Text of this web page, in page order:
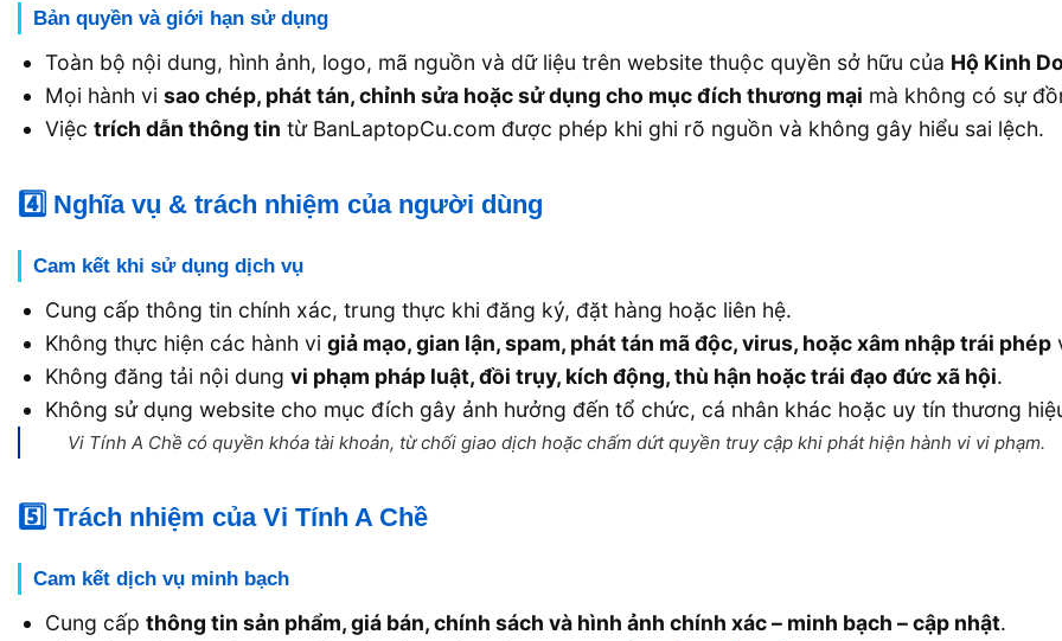
Bản quyền và giới hạn sử dụng
Toàn bộ nội dung, hình ảnh, logo, mã nguồn và dữ liệu trên website thuộc quyền sở hữu của Hộ Kinh
Mọi hành vi sao chép, phát tán, chỉnh sửa hoặc sử dụng cho mục đích thương mại mà không có sự
Việc trích dẫn thông tin từ BanLaptopCu.com được phép khi ghi rõ nguồn và không gây hiểu sai lệch.
4️⃣ Nghĩa vụ & trách nhiệm của người dùng
Cam kết khi sử dụng dịch vụ
Cung cấp thông tin chính xác, trung thực khi đăng ký, đặt hàng hoặc liên hệ.
Không thực hiện các hành vi giả mạo, gian lận, spam, phát tán mã độc, virus, hoặc xâm nhập trái phép
Không đăng tải nội dung vi phạm pháp luật, đồi trụy, kích động, thù hận hoặc trái đạo đức xã hội.
Không sử dụng website cho mục đích gây ảnh hưởng đến tổ chức, cá nhân khác hoặc uy tín thương
Vi Tính A Chề có quyền khóa tài khoản, từ chối giao dịch hoặc chấm dứt quyền truy cập khi phát hiện hành vi vi phạm.
5️⃣ Trách nhiệm của Vi Tính A Chề
Cam kết dịch vụ minh bạch
Cung cấp thông tin sản phẩm, giá bán, chính sách và hình ảnh chính xác – minh bạch – cập nhật.